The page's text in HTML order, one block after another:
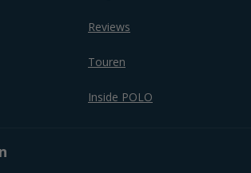
Reviews
Touren
Inside POLO